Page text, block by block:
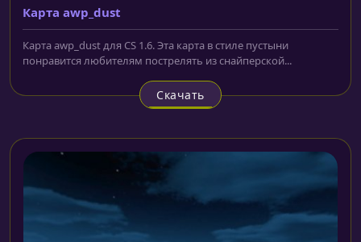
Карта awp_dust
Карта awp_dust для CS 1.6. Эта карта в стиле пустыни
понравится любителям пострелять из снайперской...
Скачать